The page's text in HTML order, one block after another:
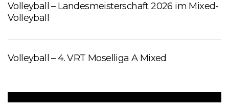
Volleyball – Landesmeisterschaft 2026 im Mixed-
Volleyball
Volleyball – 4. VRT Moselliga A Mixed